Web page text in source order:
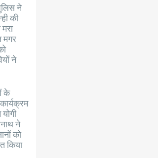
ने
की
मगर
ने
के
ने
को
किया